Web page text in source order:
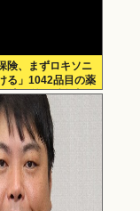
険、まずロキソニ
る」1042品目の薬
適用外で財布直
開始